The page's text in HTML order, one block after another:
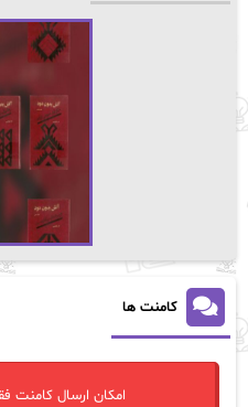
کامنت ها
امکان ارسال کامنت